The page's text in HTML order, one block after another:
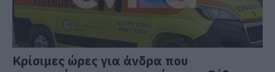
Κρίσιμες ώρες για άνδρα που